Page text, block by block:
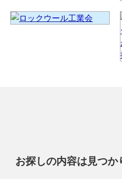
お探しの内容は見つか